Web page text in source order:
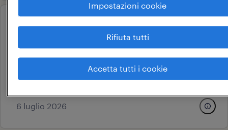
operational
operatore di magazzino
grassobbio, lombardia
tempo determinato
6 luglio 2026
Impostazioni cookie
Rifiuta tutti
Accetta tutti i cookie